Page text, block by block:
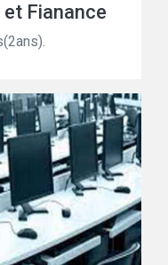
et Fianance